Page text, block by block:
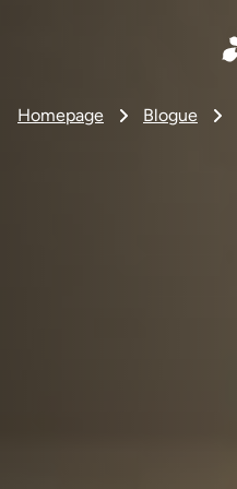
Homepage Blogue